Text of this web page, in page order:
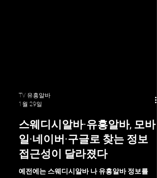
1월 29일
스웨디시알바·유흥알바, 모바
일·네이버·구글로 찾는 정보
접근성이 달라졌다